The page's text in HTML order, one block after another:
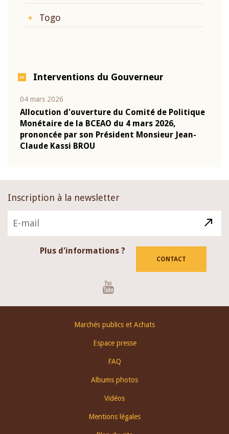
Togo
Interventions du Gouverneur
04 mars 2026
Allocution d'ouverture du Comité de Politique
Monétaire de la BCEAO du 4 mars 2026,
prononcée par son Président Monsieur Jean-
Claude Kassi BROU
Inscription à la newsletter
Plus d'informations ?
CONTACT
Marchés publics et Achats
Espace presse
FAQ
Albums photos
Vidéos
Mentions légales